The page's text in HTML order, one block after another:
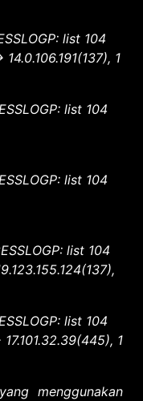
list 104
1
list 104
list 104
list 104
list 104
1
menggunakan